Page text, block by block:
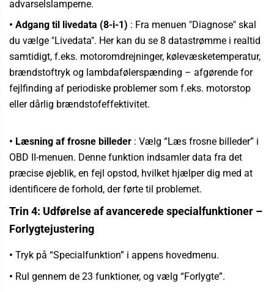
advarselslamperne.
• Adgang til livedata (8-i-1) : Fra menuen "Diagnose" skal
du vælge "Livedata". Her kan du se 8 datastrømme i realtid
samtidigt, f.eks. motoromdrejninger, kølevæsketemperatur,
brændstoftryk og lambdafølerspænding – afgørende for
fejlfinding af periodiske problemer som f.eks. motorstop
eller dårlig brændstofeffektivitet.
• Læsning af frosne billeder : Vælg “Læs frosne billeder” i
OBD II-menuen. Denne funktion indsamler data fra det
præcise øjeblik, en fejl opstod, hvilket hjælper dig med at
identificere de forhold, der førte til problemet.
Trin 4: Udførelse af avancerede specialfunktioner –
Forlygtejustering
• Tryk på “Specialfunktion” i appens hovedmenu.
• Rul gennem de 23 funktioner, og vælg “Forlygte”.